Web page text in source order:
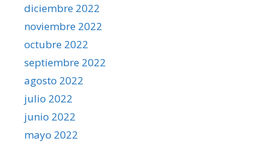
diciembre 2022
noviembre 2022
octubre 2022
septiembre 2022
agosto 2022
julio 2022
junio 2022
mayo 2022